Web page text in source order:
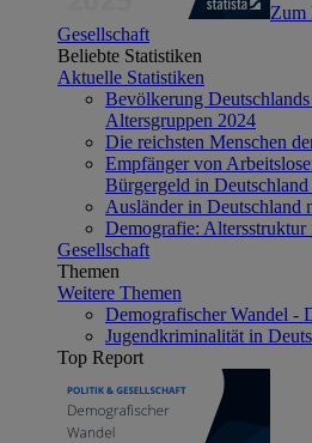
Zum
Gesellschaft
Beliebte Statistiken
Aktuelle Statistiken
Bevölkerung
Altersgruppen 2024
Die reichsten Menschen
Empfänger von
Bürgergeld in
Ausländer in Deutschland
Demografie:
Gesellschaft
Themen
Weitere Themen
Demografischer Wandel -
Jugendkriminalität in
Top Report